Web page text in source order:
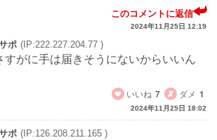
このコメントに返信
2024年11月25日 12:19
ポ (IP:222.227.204.77 )
すがに手は届きそうにないからいいん
いいね 7 ダメ 1
2024年11月25日 18:02
ポ (IP:126.208.211.165 )